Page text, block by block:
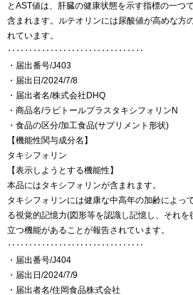
とAST値は、肝臓の健康状態を示す指標の一つ
含まれます。ルテオリンには尿酸値が高めな方
れています。
‥‥‥‥‥‥‥‥‥‥‥‥‥‥‥‥
・届出番号/J403
・届出日/2024/7/8
・届出者名/株式会社DHQ
・商品名/ラビトールプラスタキシフォリンN
・食品の区分/加工食品(サプリメント形状)
【機能性関与成分名】
タキシフォリン
【表示しようとする機能性】
本品にはタキシフォリンが含まれます。
タキシフォリンには健康な中高年の加齢によっ
る視覚的記憶力(図形等を認識し記憶し、それ
立つ機能があることが報告されています。
‥‥‥‥‥‥‥‥‥‥‥‥‥‥‥‥
・届出番号/J404
・届出日/2024/7/9
・届出者名/住岡食品株式会社